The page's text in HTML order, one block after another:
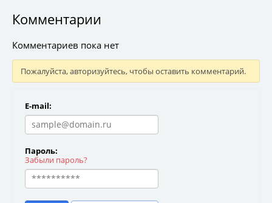
Комментарии
Комментариев пока нет
Пожалуйста, авторизуйтесь, чтобы оставить комментарий.
E-mail:
Пароль:
Забыли пароль?